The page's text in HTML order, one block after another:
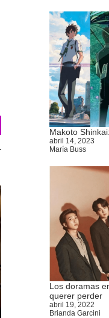
Makoto
abril 14, 2023
María Buss
Los doramas
querer perder
abril 19, 2022
Brianda Garcini